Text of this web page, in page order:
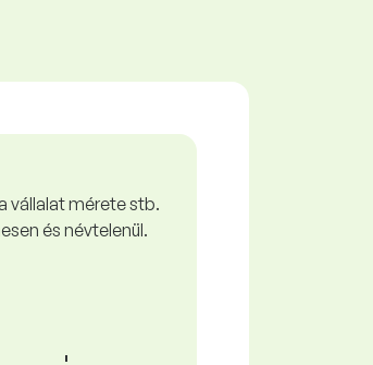
vállalat mérete stb.
és névtelenül.